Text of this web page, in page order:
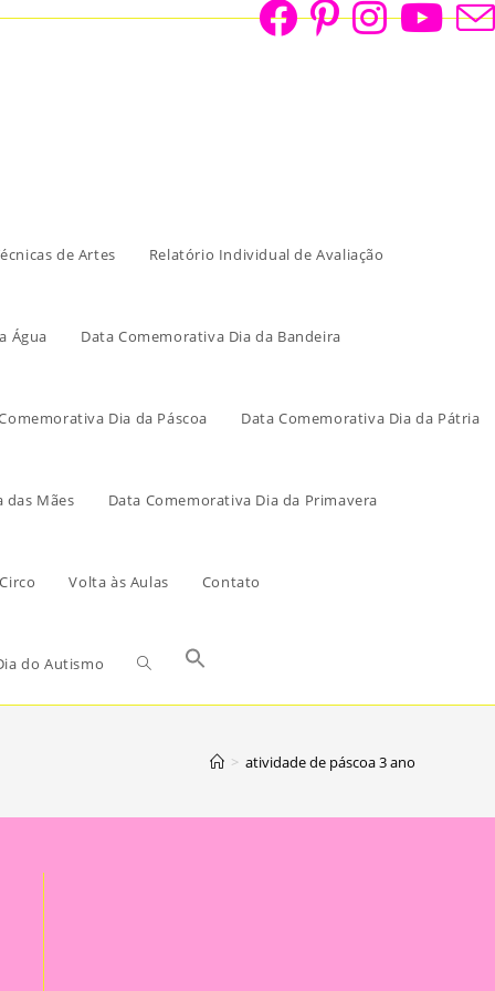
de Artes Relatório Individual de Avaliação
Água Data Comemorativa Dia da Bandeira
Dia da Páscoa Data Comemorativa Dia da Pátria
das Mães Data Comemorativa Dia da Primavera
Volta às Aulas Contato
do Autismo
> atividade de páscoa 3 ano